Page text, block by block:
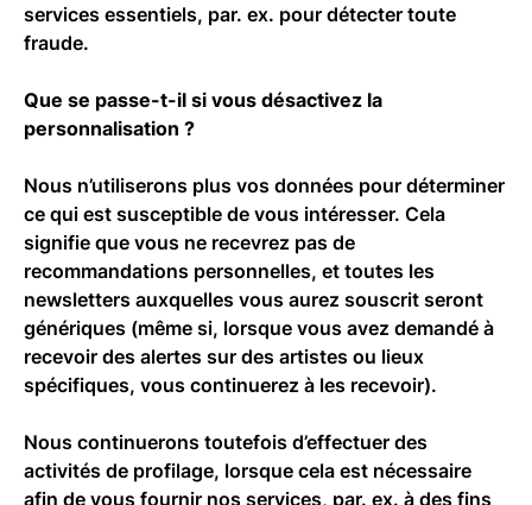
services essentiels, par. ex. pour détecter toute
fraude.
Que se passe-t-il si vous désactivez la
personnalisation ?
Nous n’utiliserons plus vos données pour déterminer
ce qui est susceptible de vous intéresser. Cela
signifie que vous ne recevrez pas de
recommandations personnelles, et toutes les
newsletters auxquelles vous aurez souscrit seront
génériques (même si, lorsque vous avez demandé à
recevoir des alertes sur des artistes ou lieux
spécifiques, vous continuerez à les recevoir).
Nous continuerons toutefois d’effectuer des
activités de profilage, lorsque cela est nécessaire
afin de vous fournir nos services, par. ex. à des fins